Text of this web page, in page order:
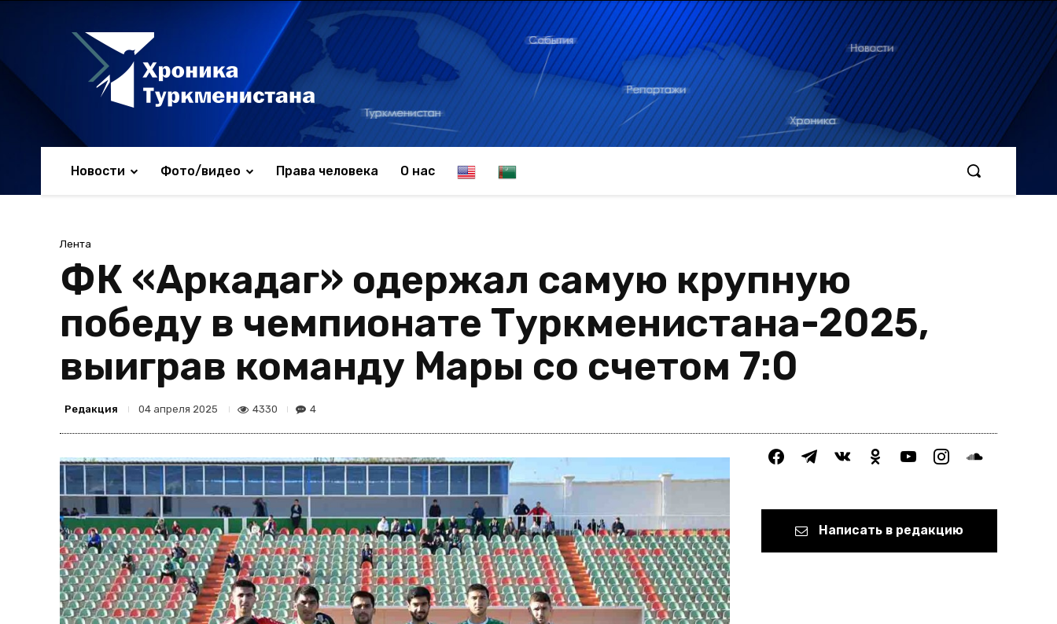
Новости Фото/видео Права человека О нас E
l
i
h
T
k
m
n
c
e
Лента
ФК «Аркадаг» одержал самую крупную
победу в чемпионате Туркменистана-2025,
выиграв команду Мары со счетом 7:0
Редакция 04 апреля 2025 4330 4
facebooktelegramvkontakteodnoklassniki
youtubeinstagramsoundcloud
Написать в редакцию